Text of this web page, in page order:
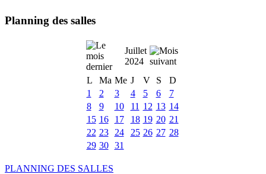
Planning des salles
Juillet
2024
L
Ma Me J V S
D
1
2 3 4 5 6
7
8
9 10 11 12 13 14
15 16 17 18 19 20 21
22 23 24 25 26 27 28
29 30 31
PLANNING DES SALLES